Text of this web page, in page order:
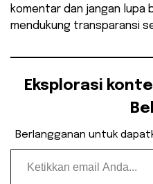
komentar dan jangan lupa
mendukung transparansi
Eksplorasi
Berlangganan untuk
Ketikkan email Anda...